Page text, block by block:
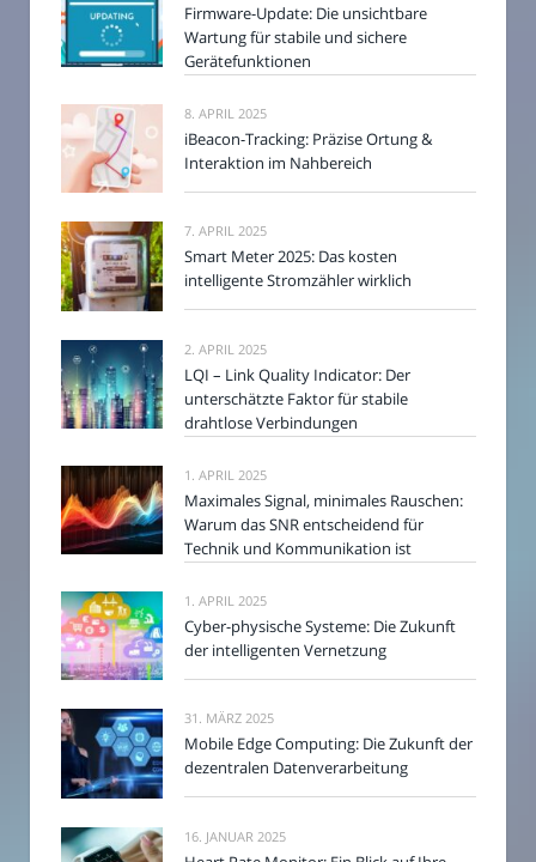
Firmware-Update: Die unsichtbare
Wartung für stabile und sichere
Gerätefunktionen
8. APRIL 2025
iBeacon-Tracking: Präzise Ortung &
Interaktion im Nahbereich
7. APRIL 2025
Smart Meter 2025: Das kosten
intelligente Stromzähler wirklich
2. APRIL 2025
LQI – Link Quality Indicator: Der
unterschätzte Faktor für stabile
drahtlose Verbindungen
1. APRIL 2025
Maximales Signal, minimales Rauschen:
Warum das SNR entscheidend für
Technik und Kommunikation ist
1. APRIL 2025
Cyber-physische Systeme: Die Zukunft
der intelligenten Vernetzung
31. MÄRZ 2025
Mobile Edge Computing: Die Zukunft der
dezentralen Datenverarbeitung
16. JANUAR 2025